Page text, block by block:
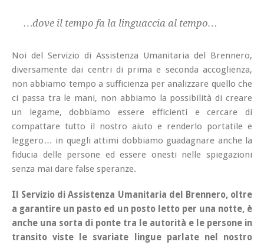
…dove il tempo fa la linguaccia al tempo…
Noi del Servizio di Assistenza Umanitaria del Brennero,
diversamente dai centri di prima e seconda accoglienza,
non abbiamo tempo a sufficienza per analizzare quello che
ci passa tra le mani, non abbiamo la possibilità di creare
un legame, dobbiamo essere efficienti e cercare di
compattare tutto il nostro aiuto e renderlo portatile e
leggero… in quegli attimi dobbiamo guadagnare anche la
fiducia delle persone ed essere onesti nelle spiegazioni
senza mai dare false speranze.
Il Servizio di Assistenza Umanitaria del Brennero, oltre
a garantire un pasto ed un posto letto per una notte, è
anche una sorta di ponte tra le autorità e le persone in
transito viste le svariate lingue parlate nel nostro